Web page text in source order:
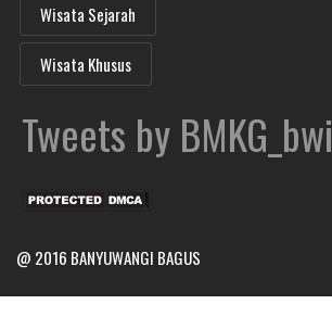
Wisata Sejarah
Wisata Khusus
Tweets by BMKG_bwi
@ 2016 BANYUWANGI BAGUS